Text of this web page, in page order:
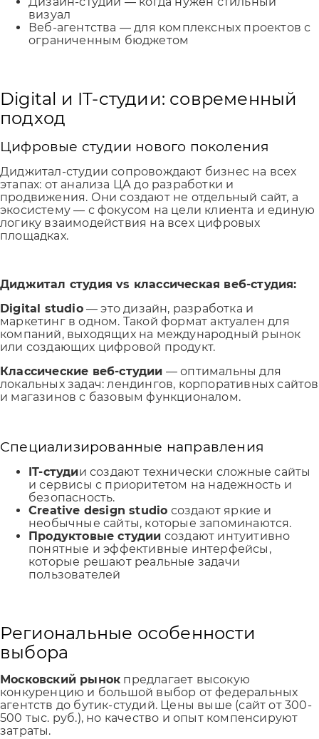
визуал
Веб-агентства — для комплексных проектов с
ограниченным бюджетом
Digital и IT-студии: современный
подход
Цифровые студии нового поколения
Диджитал‑студии сопровождают бизнес на всех
этапах: от анализа ЦА до разработки и
продвижения. Они создают не отдельный сайт, а
экосистему — с фокусом на цели клиента и единую
логику взаимодействия на всех цифровых
площадках.
Диджитал студия vs классическая веб-студия:
Digital studio— это дизайн, разработка и
маркетинг в одном. Такой формат актуален для
компаний, выходящих на международный рынок
или создающих цифровой продукт.
Классические веб-студии — оптимальны для
локальных задач: лендингов, корпоративных сайтов
и магазинов с базовым функционалом.
Специализированные направления
IT-студии создают технически сложные сайты
и сервисы с приоритетом на надежность и
безопасность.
Creative design studio создают яркие и
необычные сайты, которые запоминаются.
Продуктовые студии создают интуитивно
понятные и эффективные интерфейсы,
которые решают реальные задачи
пользователей
Региональные особенности
выбора
Московский рынок предлагает высокую
конкуренцию и большой выбор от федеральных
агентств до бутик-студий. Цены выше (сайт от 300-
500 тыс. руб.), но качество и опыт компенсируют
затраты.